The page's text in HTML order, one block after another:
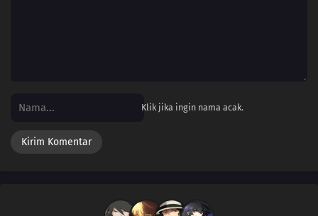
Klik jika ingin nama acak.